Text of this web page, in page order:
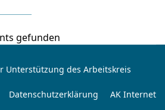
gefunden
des Arbeitskreis
Datenschutzerklärung AK Internet